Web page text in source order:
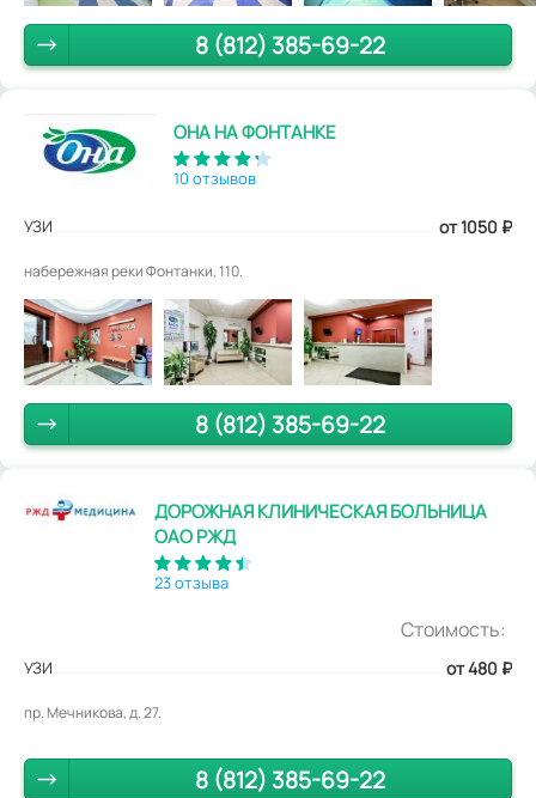
8 (812) 385-69-22
ОНА НА ФОНТАНКЕ
10 отзывов
УЗИ от 1050 ₽
набережная реки Фонтанки, 110.
8 (812) 385-69-22
ДОРОЖНАЯ КЛИНИЧЕСКАЯ БОЛЬНИЦА
ОАО РЖД
23 отзыва
Стоимость:
УЗИ от 480 ₽
пр. Мечникова, д. 27.
8 (812) 385-69-22